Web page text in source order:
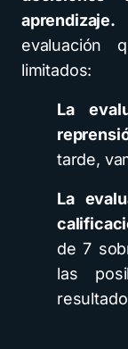
aprendizaje.
evaluación
limitados:
La
tarde,
La
de 7
las